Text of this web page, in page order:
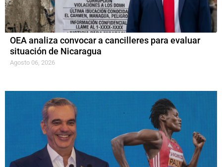
OEA analiza convocar a cancilleres para evaluar
situación de Nicaragua
Agosto 06, 2026